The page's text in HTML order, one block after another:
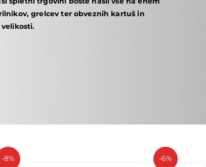
grelcev ter obveznih kartuš in
-8% -6%